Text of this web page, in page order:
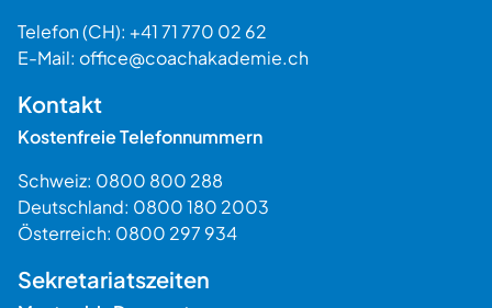
Telefon (CH): +41 71 770 02 62
E-Mail: office@coachakademie.ch
Kontakt
Kostenfreie Telefonnummern
Schweiz: 0800 800 288
Deutschland: 0800 180 2003
Österreich: 0800 297 934
Sekretariatszeiten